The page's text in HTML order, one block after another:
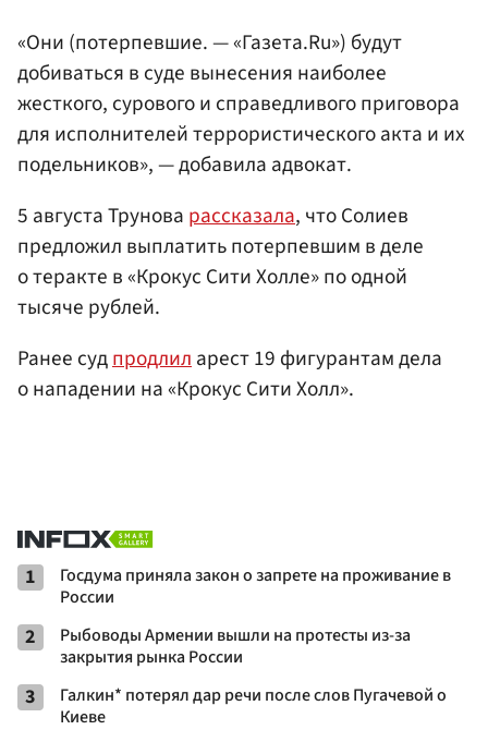
«Они (потерпевшие. — «Газета.Ru») будут
добиваться в суде вынесения наиболее
жесткого, сурового и справедливого приговора
для исполнителей террористического акта и их
подельников», — добавила адвокат.
5 августа Трунова рассказала, что Солиев
предложил выплатить потерпевшим в деле
о теракте в «Крокус Сити Холле» по одной
тысяче рублей.
Ранее судпродлиларест 19 фигурантам дела
о нападении на «Крокус Сити Холл».
1
Госдума приняла закон о запрете на проживание в
России
2
Рыбоводы Армении вышли на протесты из-за
закрытия рынка России
3
Галкин* потерял дар речи после слов Пугачевой о
Киеве